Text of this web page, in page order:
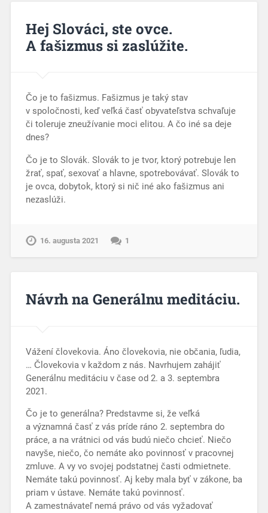
Hej Slováci, ste ovce.
A fašizmus si zaslúžite.
Čo je to fašizmus. Fašizmus je taký stav
v spoločnosti, keď veľká časť obyvateľstva schvaľuje
či toleruje zneužívanie moci elitou. A čo iné sa deje
dnes?
Čo je to Slovák. Slovák to je tvor, ktorý potrebuje len
žrať, spať, sexovať a hlavne, spotrebovávať. Slovák to
je ovca, dobytok, ktorý si nič iné ako fašizmus ani
nezaslúži.
16. augusta 2021 1
Návrh na Generálnu meditáciu.
Vážení človekovia. Áno človekovia, nie občania, ľudia,
… Človekovia v každom z nás. Navrhujem zahájiť
Generálnu meditáciu v čase od 2. a 3. septembra
2021.
Čo je to generálna? Predstavme si, že veľká
a významná časť z vás príde ráno 2. septembra do
práce, a na vrátnici od vás budú niečo chcieť. Niečo
navyše, niečo, čo nemáte ako povinnosť v pracovnej
zmluve. A vy vo svojej podstatnej časti odmietnete.
Nemáte takú povinnosť. Aj keby mala byť v zákone, ba
priam v ústave. Nemáte takú povinnosť.
A zamestnávateľ nemá právo od vás vyžadovať